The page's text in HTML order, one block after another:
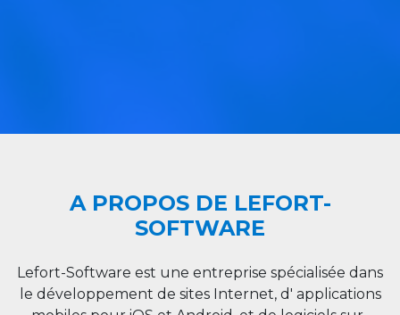
A PROPOS DE LEFORT-
SOFTWARE
Lefort-Software est une entreprise spécialisée dans
le développement de sites Internet, d' applications